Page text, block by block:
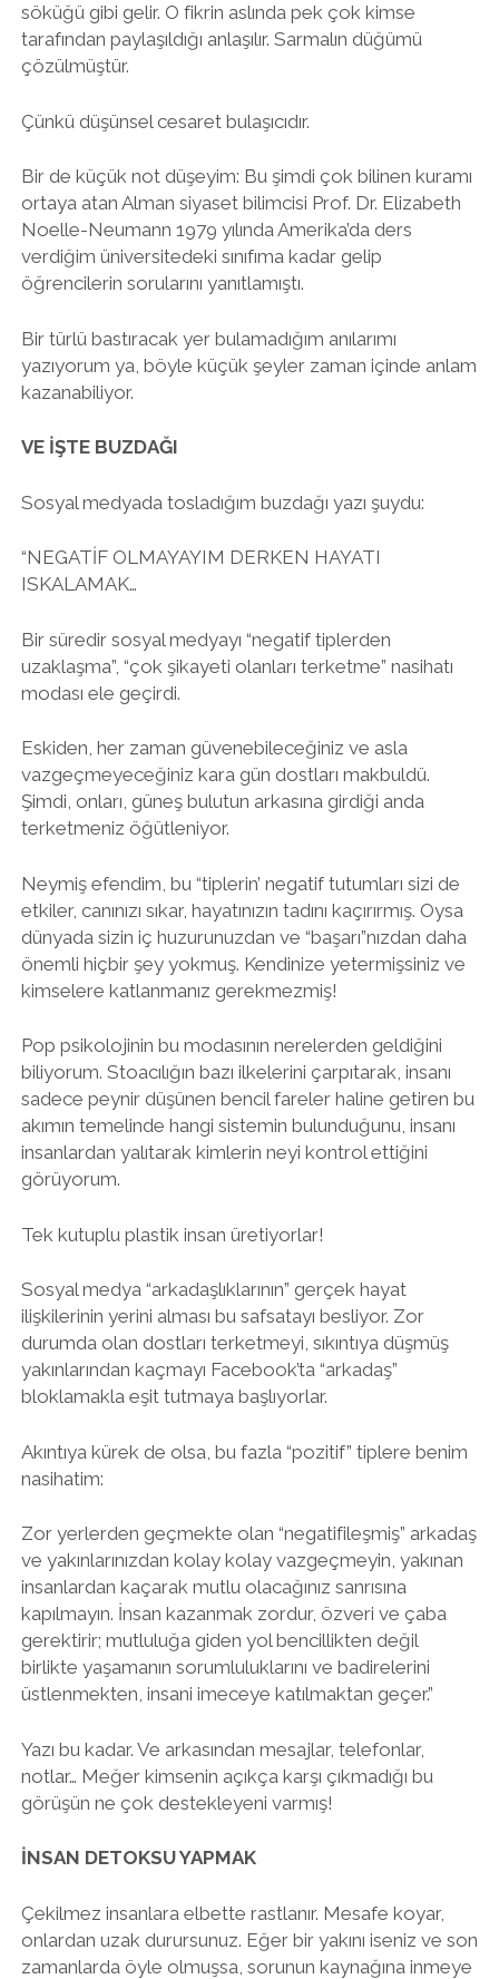
söküğü gibi gelir. O fikrin aslında pek çok kimse
tarafından paylaşıldığı anlaşılır. Sarmalın düğümü
çözülmüştür.
Çünkü düşünsel cesaret bulaşıcıdır.
Bir de küçük not düşeyim: Bu şimdi çok bilinen kuramı
ortaya atan Alman siyaset bilimcisi Prof. Dr. Elizabeth
Noelle-Neumann 1979 yılında Amerika’da ders
verdiğim üniversitedeki sınıfıma kadar gelip
öğrencilerin sorularını yanıtlamıştı.
Bir türlü bastıracak yer bulamadığım anılarımı
yazıyorum ya, böyle küçük şeyler zaman içinde anlam
kazanabiliyor.
VE İŞTE BUZDAĞI
Sosyal medyada tosladığım buzdağı yazı şuydu:
“NEGATİF OLMAYAYIM DERKEN HAYATI
ISKALAMAK…
Bir süredir sosyal medyayı “negatif tiplerden
uzaklaşma”, “çok şikayeti olanları terketme” nasihatı
modası ele geçirdi.
Eskiden, her zaman güvenebileceğiniz ve asla
vazgeçmeyeceğiniz kara gün dostları makbuldü.
Şimdi, onları, güneş bulutun arkasına girdiği anda
terketmeniz öğütleniyor.
Neymiş efendim, bu “tiplerin’ negatif tutumları sizi de
etkiler, canınızı sıkar, hayatınızın tadını kaçırırmış. Oysa
dünyada sizin iç huzurunuzdan ve “başarı”nızdan daha
önemli hiçbir şey yokmuş. Kendinize yetermişsiniz ve
kimselere katlanmanız gerekmezmiş!
Pop psikolojinin bu modasının nerelerden geldiğini
biliyorum. Stoacılığın bazı ilkelerini çarpıtarak, insanı
sadece peynir düşünen bencil fareler haline getiren bu
akımın temelinde hangi sistemin bulunduğunu, insanı
insanlardan yalıtarak kimlerin neyi kontrol ettiğini
görüyorum.
Tek kutuplu plastik insan üretiyorlar!
Sosyal medya “arkadaşlıklarının” gerçek hayat
ilişkilerinin yerini alması bu safsatayı besliyor. Zor
durumda olan dostları terketmeyi, sıkıntıya düşmüş
yakınlarından kaçmayı Facebook’ta “arkadaş”
bloklamakla eşit tutmaya başlıyorlar.
Akıntıya kürek de olsa, bu fazla “pozitif” tiplere benim
nasihatim:
Zor yerlerden geçmekte olan “negatifileşmiş” arkadaş
ve yakınlarınızdan kolay kolay vazgeçmeyin, yakınan
insanlardan kaçarak mutlu olacağınız sanrısına
kapılmayın. İnsan kazanmak zordur, özveri ve çaba
gerektirir; mutluluğa giden yol bencillikten değil
birlikte yaşamanın sorumluluklarını ve badirelerini
üstlenmekten, insani imeceye katılmaktan geçer.”
Yazı bu kadar. Ve arkasından mesajlar, telefonlar,
notlar… Meğer kimsenin açıkça karşı çıkmadığı bu
görüşün ne çok destekleyeni varmış!
İNSAN DETOKSU YAPMAK
Çekilmez insanlara elbette rastlanır. Mesafe koyar,
onlardan uzak durursunuz. Eğer bir yakını iseniz ve son
zamanlarda öyle olmuşsa, sorunun kaynağına inmeye